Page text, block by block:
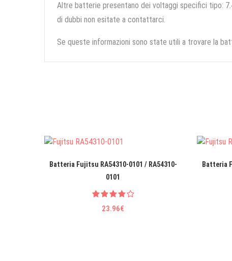
Altre batterie presentano dei voltaggi specifici tipo:
di dubbi non esitate a contattarci.
Se queste informazioni sono state utili a trovare la
Batteria Fujitsu RA54310-0101 / RA54310-
0101
23.96€
Batteria